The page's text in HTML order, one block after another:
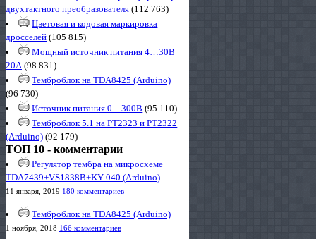
двухтактного преобразователя (112 763)
Цветовая и кодовая маркировка
дросселей (105 815)
Мощный источник питания 4…30В
20А(98 831)
Темброблок на TDA8425 (Arduino)
(96 730)
Источник питания 0…300В (95 110)
Темброблок 5.1 на PT2323 и PT2322
(Arduino) (92 179)
ТОП 10 - комментарии
Регулятор тембра на микросхеме
TDA7439+VS1838B+KY-040 (Arduino)
11 января, 2019 180 комментариев
Темброблок на TDA8425 (Arduino)
1 ноября, 2018 166 комментариев